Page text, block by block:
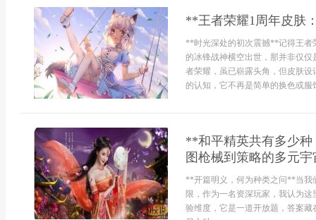
**王者荣耀1周年皮肤
**时光深处的初次震撼**记得王者
的冰锋战神横空出世，那并非仅
者荣耀，虽已崭露头角，但皮肤
的认知，它不再是简单的换色或
**和平精英共有多少
图枪械到策略的多元
**开篇明义，何为种类之问**当我
限，作为一名资深玩家，我认为
验维度，它是一道开放题，答案